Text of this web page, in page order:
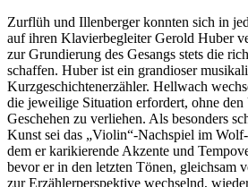
Zurflüh und Illenberger konnten sich in
auf ihren Klavierbegleiter Gerold Huber
zur Grundierung des Gesangs stets die
schaffen. Huber ist ein grandioser
Kurzgeschichtenerzähler. Hellwach
die jeweilige Situation erfordert, ohne
Geschehen zu verliehen. Als besonders
Kunst sei das „Violin“-Nachspiel im
dem er karikierende Akzente und
bevor er in den letzten Tönen, gleichsam
zur Erzählerperspektive wechselnd,